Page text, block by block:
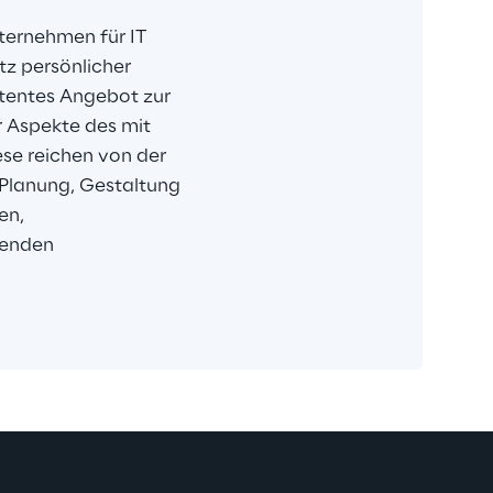
für IT
persönlicher
Angebot zur
Aspekte des mit
reichen von der
Gestaltung